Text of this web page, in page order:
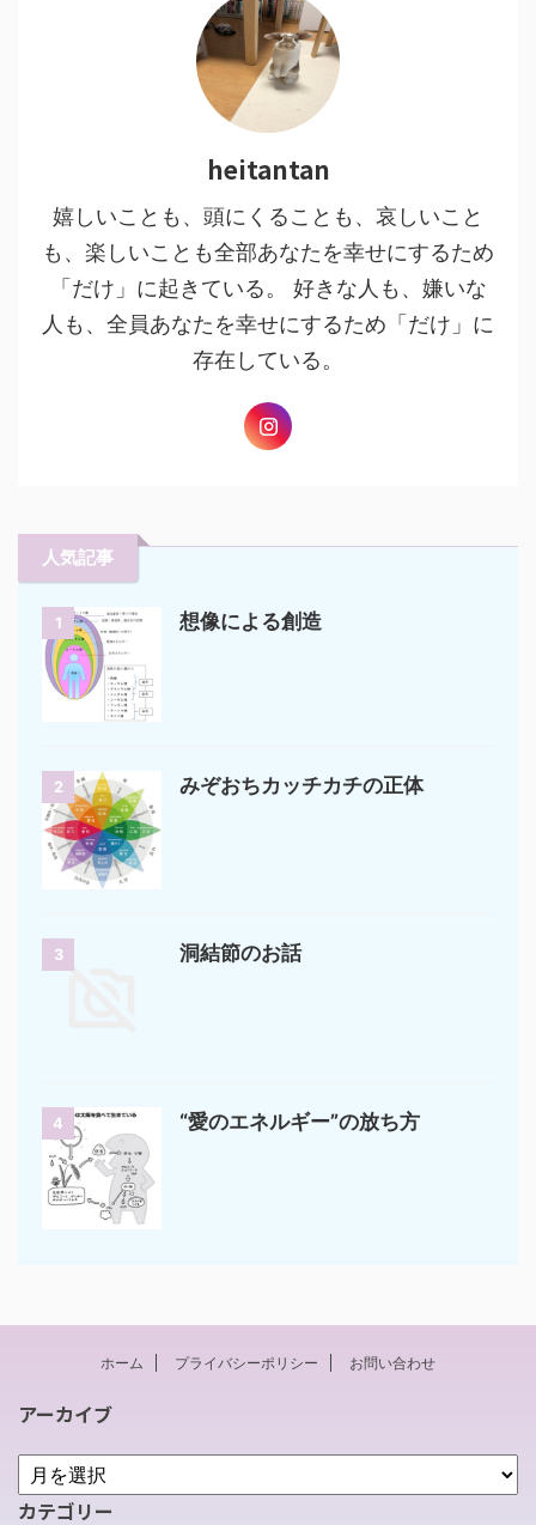
heitantan
嬉しいことも、頭にくることも、哀しいこと
も、楽しいことも全部あなたを幸せにするため
「だけ」に起きている。 好きな人も、嫌いな
人も、全員あなたを幸せにするため「だけ」に
存在している。
人気記事
1 想像による創造
2 みぞおちカッチカチの正体
3 洞結節のお話
4 “愛のエネルギー”の放ち方
ホーム プライバシーポリシー お問い合わせ
アーカイブ
カテゴリー